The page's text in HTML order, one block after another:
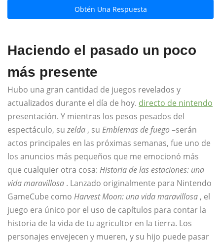
Obtén Una Respuesta
Haciendo el pasado un poco
más presente
Hubo una gran cantidad de juegos revelados y
actualizados durante el día de hoy. directo de nintendo
presentación. Y mientras los pesos pesados ​​del
espectáculo, su zelda , su Emblemas de fuego–serán
actos principales en las próximas semanas, fue uno de
los anuncios más pequeños que me emocionó más
que cualquier otra cosa: Historia de las estaciones: una
vida maravillosa . Lanzado originalmente para Nintendo
GameCube como Harvest Moon: una vida maravillosa , el
juego era único por el uso de capítulos para contar la
historia de la vida de tu agricultor en la tierra. Los
personajes envejecen y mueren, y su hijo puede pasar